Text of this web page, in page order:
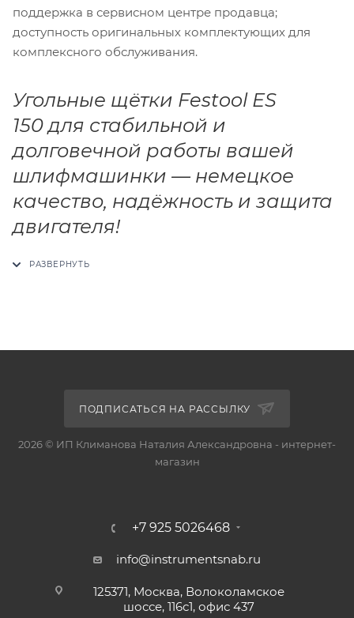
поддержка в сервисном центре продавца;
доступность оригинальных комплектующих для
комплексного обслуживания.
Угольные щётки Festool ES
150 для стабильной и
долговечной работы вашей
шлифмашинки — немецкое
качество, надёжность и защита
двигателя!
ПОДПИСАТЬСЯ НА РАССЫЛКУ
2026 © ИП Климанова Наталия Александровна - интернет-
магазин
+7 925 5026468
info@instrumentsnab.ru
125371, Москва, Волоколамское
шоссе, 116с1, офис 437